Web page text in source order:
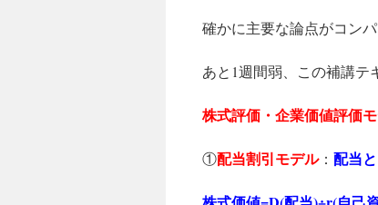
確かに主要な論点がコン
あと1週間弱、この補講テ
株式評価・企業価値評価
①配当割引モデル： 配当